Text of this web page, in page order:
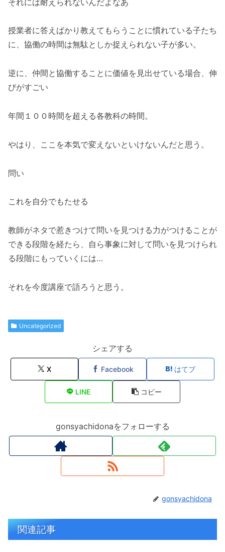
授業者に答えばかり教えてもらうことに慣れている子たち
に、協働の時間は無駄としか捉えられない子が多い。
逆に、仲間と協働することに価値を見出せている場合、伸
びがすごい
年間１００時間を超える各教科の時間。
やはり、ここを本気で変えないといけないんだと思う。
問い
これを自分でもたせる
教師がネタで惹きつけて問いを見つける力がつけることが
できる段階を経たら、自ら事象に対して問いを見つけられ
る段階にもっていくには…
それを今度講座で語ろうと思う。
Uncategorized
シェアする
X Facebook はてブ
LINE コピー
gonsyachidonaをフォローする
gonsyachidona
関連記事